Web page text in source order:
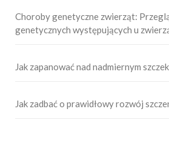
Choroby genetyczne zwierząt:
genetycznych występujących u
Jak zapanować nad nadmiernym
Jak zadbać o prawidłowy rozwój